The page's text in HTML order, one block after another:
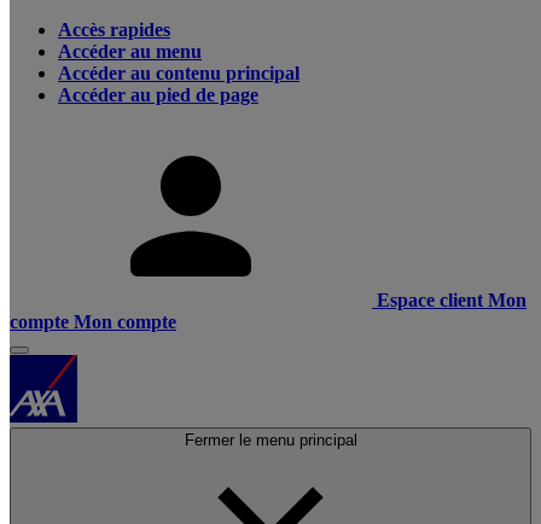
Accès rapides
Accéder au menu
Accéder au contenu principal
Accéder au pied de page
Espace client Mon
compte Mon compte
Fermer le menu principal